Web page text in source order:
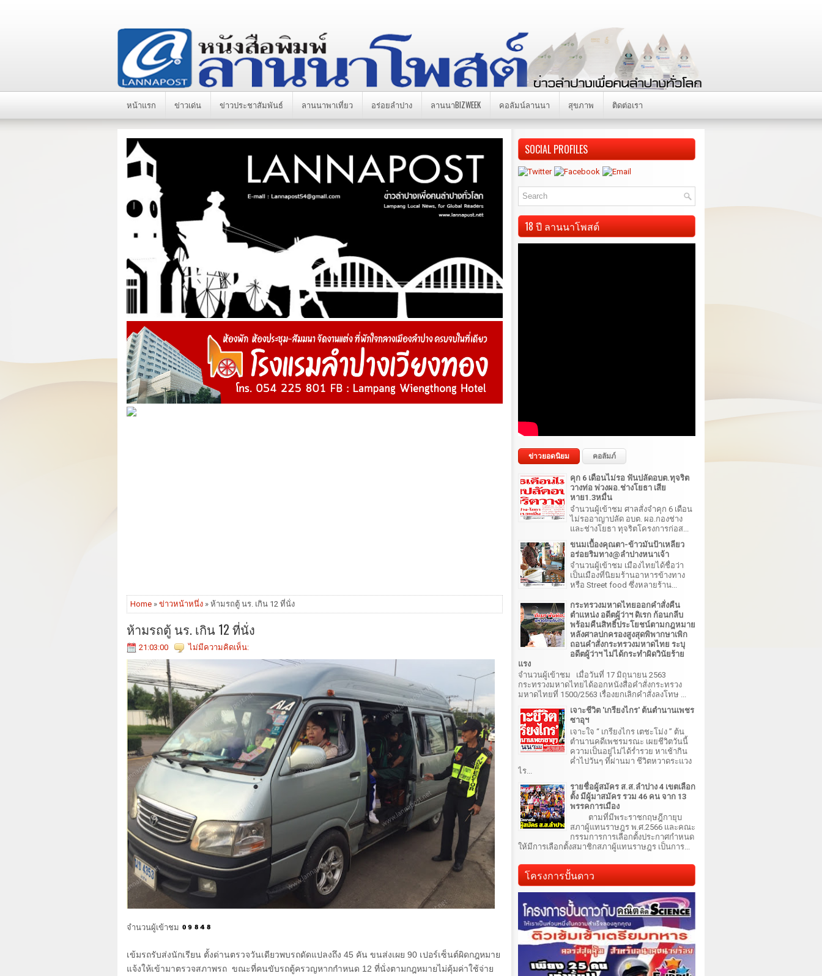
หน้าแรก ข่าวเด่น ข่าวประชาสัมพันธ์ ลานนาพาเที่ยว อร่อยลำปาง ลานนาBIZWEEK คอลัมน์ลานนา สุขภาพ ติดต่อเรา
Home » ข่าวหน้าหนึ่ง » ห้ามรถตู้ นร. เกิน 12 ที่นั่ง
ห้ามรถตู้ นร. เกิน 12 ที่นั่ง
21:03:00 ไม่มีความคิดเห็น:
จำนวนผู้เข้าชม
เข้มรถรับส่งนักเรียน ตั้งด่านตรวจวันเดียวพบรถดัดแปลงถึง 45 คัน ขนส่งเผย 90 เปอร์เซ็นต์ผิดกฎหมาย
แจ้งให้เข้ามาตรวจสภาพรถ ขณะที่คนขับรถตู้ครวญหากกำหนด 12 ที่นั่งตามกฎหมายไม่คุ้มค่าใช้จ่าย
SOCIAL PROFILES
18 ปี ลานนาโพสต์
ข่าวยอดนิยม คอลัมภ์
คุก 6 เดือนไม่รอ ฟันปลัดอบต.ทุจริต
วางท่อ พ่วงผอ.ช่างโยธา เสีย
หาย1.3หมื่น
จำนวนผู้เข้าชม ศาลสั่งจำคุก 6 เดือน
ไม่รออาญาปลัด อบต. ผอ.กองช่าง
และช่างโยธา ทุจริตโครงการก่อส...
ขนมเบื้องคุณตา-ข้าวมันป้าเหลียว
อร่อยริมทาง@ลำปางหนาเจ้า
จำนวนผู้เข้าชม เมืองไทยได้ชื่อว่า
เป็นเมืองที่นิยมร้านอาหารข้างทาง
หรือ Street food ซึ่งหลายร้าน...
กระทรวงมหาดไทยออกคำสั่งคืน
ตำแหน่ง อดีตผู้ว่าฯ ดิเรก ก้อนกลีบ
พร้อมคืนสิทธิ์ประโยชน์ตามกฎหมาย
หลังศาลปกครองสูงสุดพิพากษาเพิก
ถอนคำสั่งกระทรวงมหาดไทย ระบุ
อดีตผู้ว่าฯ ไม่ได้กระทำผิดวินัยร้าย
แรง
จำนวนผู้เข้าชม เมื่อวันที่ 17 มิถุนายน 2563
กระทรวงมหาดไทยได้ออกหนังสือคำสั่งกระทรวง
มหาดไทยที่ 1500/2563 เรื่องยกเลิกคำสั่งลงโทษ ...
เจาะชีวิต 'เกรียงไกร' ต้นตำนานเพชร
ซาอุฯ
เจาะใจ “ เกรียงไกร เตชะโม่ง ” ต้น
ตำนานคดีเพชรมรณะ เผยชีวิตวันนี้
ความเป็นอยู่ไม่ได้ร่ำรวย หาเช้ากิน
ค่ำไปวันๆ ที่ผ่านมา ชีวิตหวาดระแวง
ไร...
รายชื่อผู้สมัคร ส.ส.ลำปาง 4 เขตเลือก
ตั้ง มีผู้มาสมัคร รวม 46 คน จาก 13
พรรคการเมือง
ตามที่มีพระราชกฤษฎีกายุบ
สภาผู้แทนราษฎร พ.ศ.2566 และคณะ
กรรมการการเลือกตั้งประกาศกำหนด
ให้มีการเลือกตั้งสมาชิกสภาผู้แทนราษฎร เป็นการ...
โครงการปั้นดาว